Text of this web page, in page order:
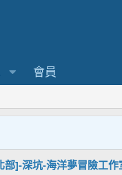
會員
部]-深坑-海洋夢冒險工作